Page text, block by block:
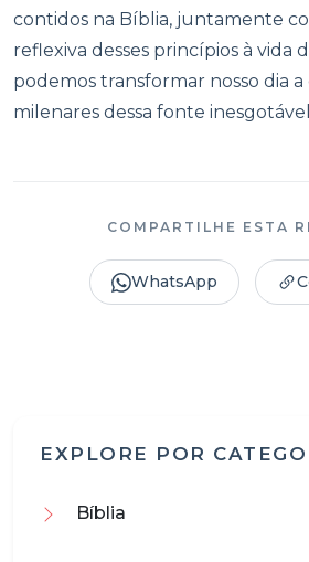
contidos na Bíblia, juntamente
reflexiva desses princípios à vida
podemos transformar nosso dia a
milenares dessa fonte
COMPARTILHE ESTA
WhatsApp
EXPLORE POR
Bíblia